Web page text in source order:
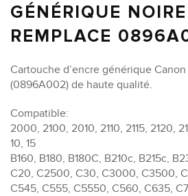
GÉNÉRIQUE
REMPLACE
Cartouche d’encre générique
(0896A002) de haute qualité.
Compatible:
2000, 2100, 2010, 2110, 2115, 2120,
10, 15
B160, B180, B180C, B210c, B215c,
C20, C2500, C30, C3000, C3500,
C545, C555, C5550, C560, C635,